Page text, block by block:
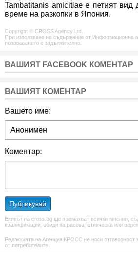
Tambatitanis amicitiae е петият вид
време на разкопки в Япония.
Copyright © CROSS Agency Ltd.
При използване на съдържание от Информационна
позоваването е задължително.
ВАШИЯТ FACEBOOK КОМЕНТАР
ВАШИЯТ КОМЕНТАР
Вашето име:
Коментар:
Публикувай
Екипът на cross.bg ще премахват всички мнения,
квалификации, обиди на расова, етническа или
Редакцията на Агенция КРОСС не носи отговорност
от потребителите.